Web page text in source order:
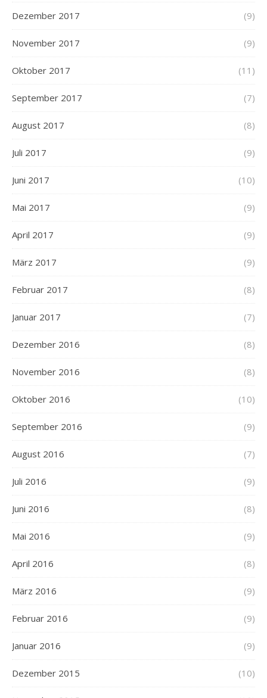
Dezember 2017 (9)
November 2017 (9)
Oktober 2017 (11)
September 2017 (7)
August 2017 (8)
Juli 2017 (9)
Juni 2017 (10)
Mai 2017 (9)
April 2017 (9)
März 2017 (9)
Februar 2017 (8)
Januar 2017 (7)
Dezember 2016 (8)
November 2016 (8)
Oktober 2016 (10)
September 2016 (9)
August 2016 (7)
Juli 2016 (9)
Juni 2016 (8)
Mai 2016 (9)
April 2016 (8)
März 2016 (9)
Februar 2016 (9)
Januar 2016 (9)
Dezember 2015 (10)